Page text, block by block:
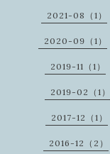
2021-08（1）
2020-09（1）
2019-11（1）
2019-02（1）
2017-12（1）
2016-12（2）